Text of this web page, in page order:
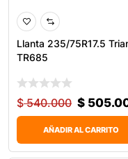
Llanta 235/75R17.5
TR685
$540.000 $
AÑADIR AL CARRITO